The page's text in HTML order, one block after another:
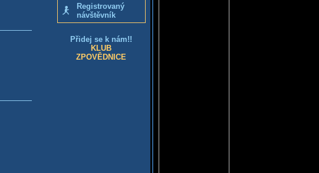
Registrovaný
návštěvník
Přidej se k nám!!
KLUB
ZPOVĚDNICE